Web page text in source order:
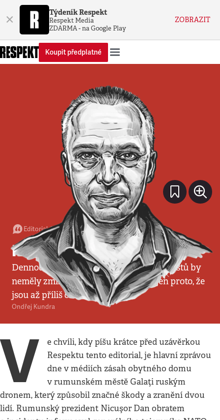
× Týdeník Respekt
Respekt Media
ZDARMA - na Google Play
ZOBRAZIT
Koupit předplatné
Editorial•31. 5. 2026•3 minuty
Nad čím nelze přivřít oči
Dennodenní masakry ukrajinských civilistů by
neměly zmizet z veřejné pozornosti jen proto, že
jsou až příliš časté
Ondřej Kundra
V
e chvíli, kdy píšu krátce před uzávěrkou
Respektu tento editorial, je hlavní zprávou
dne v médiích zásah obytného domu
v rumunském městě Galaţi ruským
dronem, který způsobil značné škody a zranění dvou
lidí. Rumunský prezident Nicuşor Dan obratem